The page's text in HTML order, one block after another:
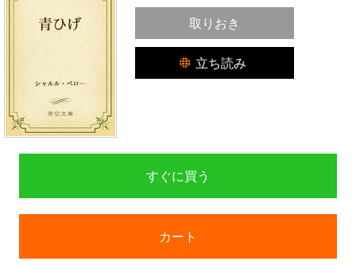
取りおき
立ち読み
すぐに買う
カート